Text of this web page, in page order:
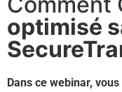
optimisé
Dans ce webinar,